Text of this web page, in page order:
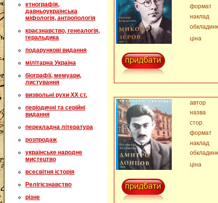
етнографія,
давньоукраїнська
міфологія, антропологія
краєзнавство, генеалогія,
геральдика
подарункові видання
мілітарна Україна
біографії, мемуари,
листування
визвольні рухи XX ст.
періодичні та серійні
видання
перекладна література
розпродаж
українське народне
мистецтво
всесвітня історія
Релігієзнавство
різне
формат
наклад
ціна
автор
назва
стор.
формат
наклад
ціна